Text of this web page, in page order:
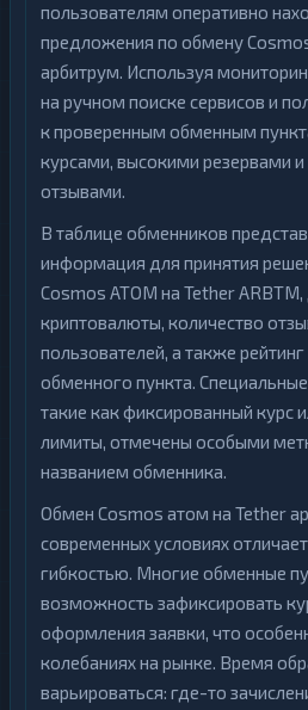
пользователям оперативно
предложения по обмену
арбитрум. Используя
на ручном поиске сервисов и
к проверенным обменным
курсами, высокими резервами
отзывами.
В таблице обменников
информация для принятия
Cosmos ATOM на Tether
криптовалюты, количество
пользователей, а также
обменного пункта.
такие как фиксированный курс
лимиты, отмечены особыми
названием обменника.
Обмен Cosmos атом на Tether
современных условиях
гибкостью. Многие обменные
возможность зафиксировать
оформления заявки, что
колебаниях на рынке. Время
варьироваться: где-то